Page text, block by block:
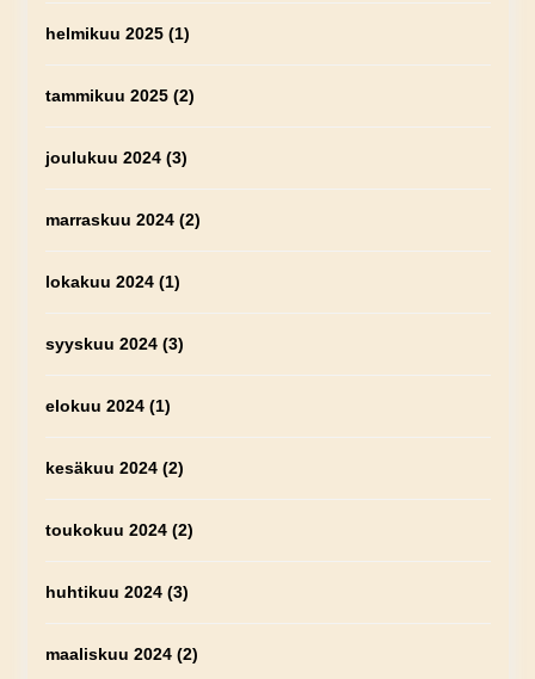
helmikuu 2025(1)
tammikuu 2025(2)
joulukuu 2024(3)
marraskuu 2024(2)
lokakuu 2024(1)
syyskuu 2024(3)
elokuu 2024(1)
kesäkuu 2024(2)
toukokuu 2024(2)
huhtikuu 2024(3)
maaliskuu 2024(2)